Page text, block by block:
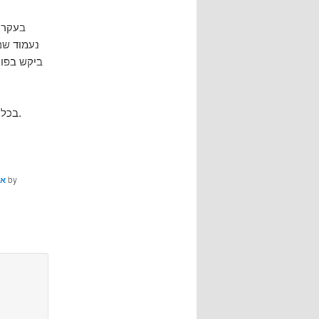
נעמוד
בכל מקרה, אני מאמין שהולך להיות ממש נחמד, ומי שיכול להגיע – שיבוא, הוא לא יפסיד.
by